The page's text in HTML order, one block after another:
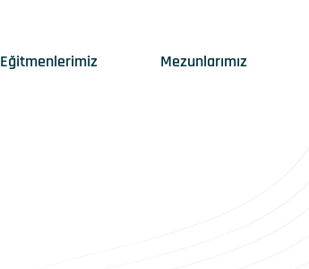
Eğitmenlerimiz Mezunlarımız